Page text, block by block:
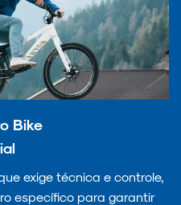
Bike
exige técnica e controle,
específico para garantir